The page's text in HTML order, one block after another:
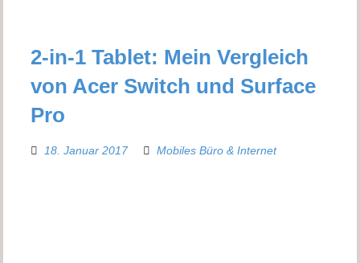
2-in-1 Tablet: Mein Vergleich
von Acer Switch und Surface
Pro
18. Januar 2017 Mobiles Büro & Internet